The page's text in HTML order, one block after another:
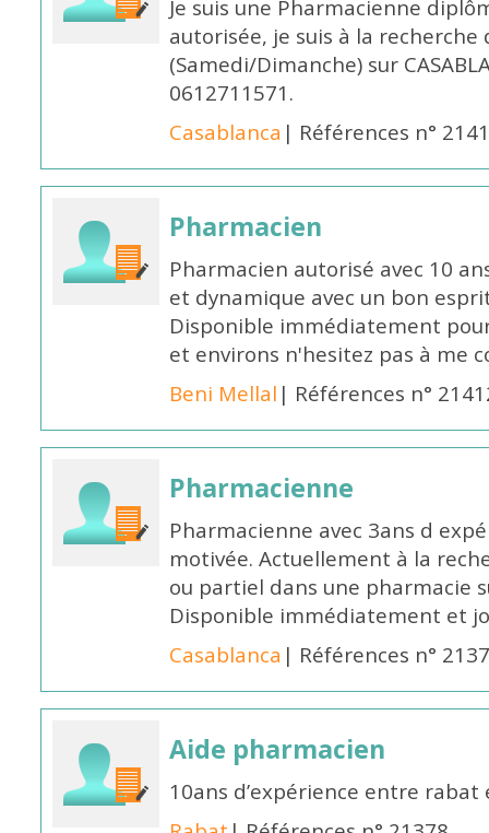
Je suis une Pharmacienne
autorisée, je suis à la
(Samedi/Dimanche) sur
0612711571.
Casablanca | Références n°
Pharmacien
Pharmacien autorisé avec 10
et dynamique avec un bon
Disponible immédiatement
et environs n'hesitez pas à me
Beni Mellal | Références n°
Pharmacienne
Pharmacienne avec 3ans d
motivée. Actuellement à la
ou partiel dans une pharmacie
Disponible immédiatement et
Casablanca | Références n°
Aide pharmacien
10ans d’expérience entre